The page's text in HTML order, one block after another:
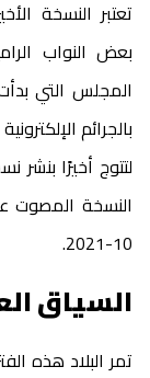
تعتبر النسخة
بعض النواب
بالجرائم
لتتوج أخيرًا
10-2021.
السياق
تمر البلاد هذه